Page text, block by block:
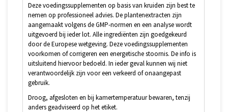
Deze voedingssupplementen op basis van kruiden zijn best te
nemen op professioneel advies. De plantenextracten zijn
aangemaakt volgens de GMP-normen en een analyse wordt
uitgevoerd bij ieder lot. Alle ingrediënten zijn goedgekeurd
door de Europese wetgeving. Deze voedingssupplementen
voorkomen of corrigeren een energetische stoornis. De info is
uitsluitend hiervoor bedoeld. In ieder geval kunnen wij niet
verantwoordelijk zijn voor een verkeerd of onaangepast
gebruik.
Droog, afgesloten en bij kamertemperatuur bewaren, tenzij
anders geadviseerd op het etiket.